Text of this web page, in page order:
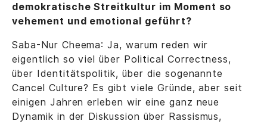
demokratische Streitkultur im Moment so
vehement und emotional geführt?
Saba-Nur Cheema: Ja, warum reden wir
eigentlich so viel über Political Correctness,
über Identitätspolitik, über die sogenannte
Cancel Culture? Es gibt viele Gründe, aber seit
einigen Jahren erleben wir eine ganz neue
Dynamik in der Diskussion über Rassismus,